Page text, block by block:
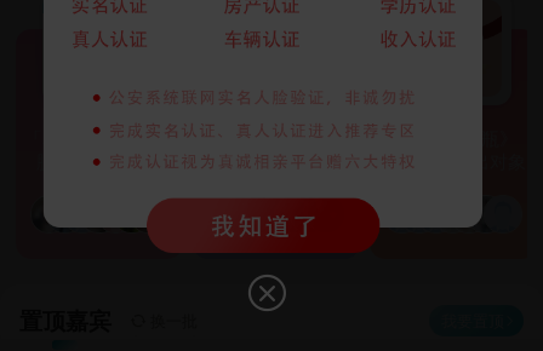
「单身青年聚集地·
脱单活动报名中
丨成都婚恋网派对
征集表
【本硕博/白领】一
年一次的高品质相
场线上互选相亲
会！遇见优秀的
TA！
《缘分漂流瓶》
存入自己取出对象
